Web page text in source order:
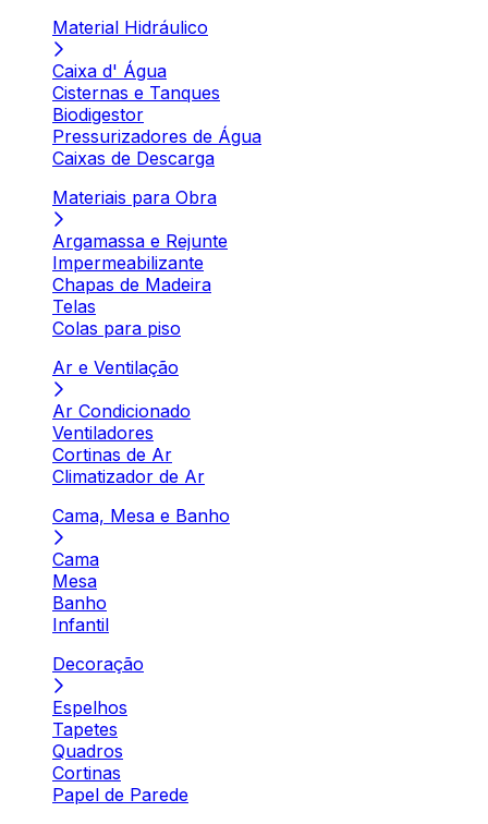
Material Hidráulico
Caixa d' Água
Cisternas e Tanques
Biodigestor
Pressurizadores de Água
Caixas de Descarga
Materiais para Obra
Argamassa e Rejunte
Impermeabilizante
Chapas de Madeira
Telas
Colas para piso
Ar e Ventilação
Ar Condicionado
Ventiladores
Cortinas de Ar
Climatizador de Ar
Cama, Mesa e Banho
Cama
Mesa
Banho
Infantil
Decoração
Espelhos
Tapetes
Quadros
Cortinas
Papel de Parede